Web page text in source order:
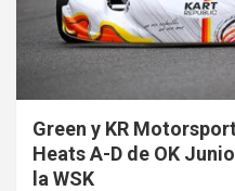
Green y KR
Heats A-D de OK
la WSK